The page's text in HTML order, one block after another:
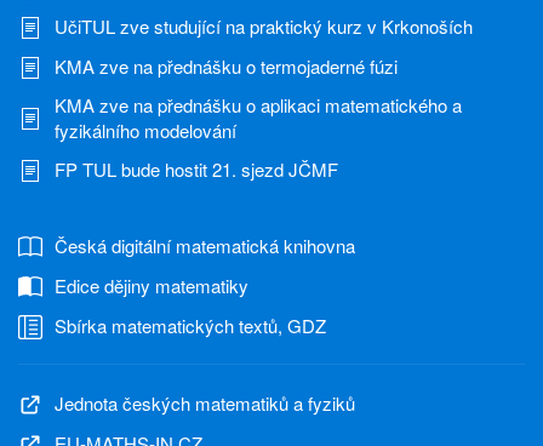
UčiTUL zve studující na praktický kurz v Krkonoších
KMA zve na přednášku o termojaderné fúzi
KMA zve na přednášku o aplikaci matematického a
fyzikálního modelování
FP TUL bude hostit 21. sjezd JČMF
Česká digitální matematická knihovna
Edice dějiny matematiky
Sbírka matematických textů, GDZ
Jednota českých matematiků a fyziků